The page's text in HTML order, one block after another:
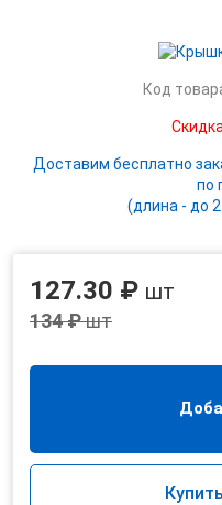
Код
Доставим бесплатно
по
(длина - до
127.30 ₽ шт
134 ₽шт